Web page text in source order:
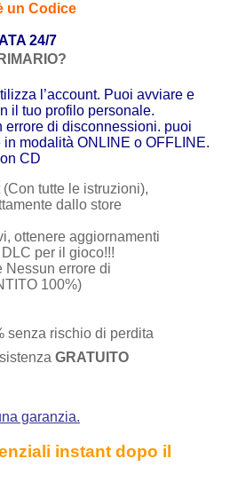
un Codice
24/7
l’account. Puoi avviare e
il tuo profilo personale.
errore di disconnessioni. puoi
modalità ONLINE o OFFLINE.
CD
tutte le istruzioni),
dallo store
ottenere aggiornamenti
per il gioco!!!
Nessun errore di
100%)
senza rischio di perdita
GRATUITO
garanzia.
instant dopo il